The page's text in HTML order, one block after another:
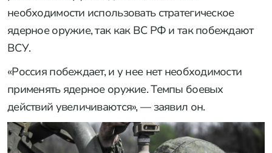
необходимости использовать стратегическое
ядерное оружие, так как ВС РФ и так побеждают
ВСУ.
«Россия побеждает, и у нее нет необходимости
применять ядерное оружие. Темпы боевых
действий увеличиваются», — заявил он.